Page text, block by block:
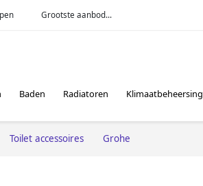
Grootste aanbod...
Baden Radiatoren Klimaatbeheersing
Toilet accessoires Grohe